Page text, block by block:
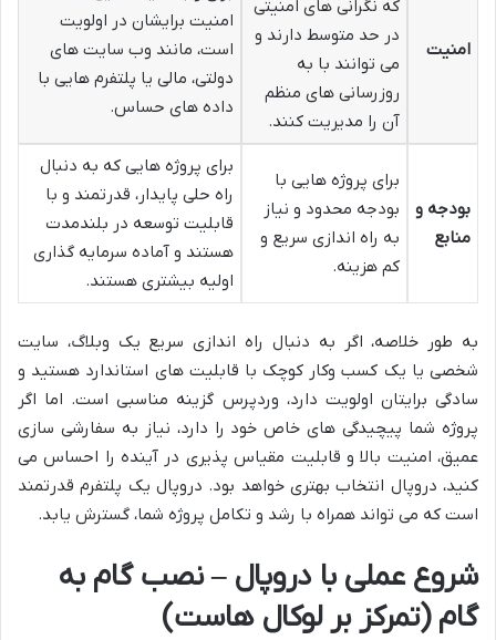
امنیت
که نگرانی های امنیتی
در حد متوسط دارند و
می توانند با به
روزرسانی های منظم
آن را مدیریت کنند.
امنیت برایشان در اولویت
است، مانند وب سایت های
دولتی، مالی یا پلتفرم هایی با
داده های حساس.
بودجه و
منابع
برای پروژه هایی با
بودجه محدود و نیاز
به راه اندازی سریع و
کم هزینه.
برای پروژه هایی که به دنبال
راه حلی پایدار، قدرتمند و با
قابلیت توسعه در بلندمدت
هستند و آماده سرمایه گذاری
اولیه بیشتری هستند.
به طور خلاصه، اگر به دنبال راه اندازی سریع یک وبلاگ، سایت
شخصی یا یک کسب وکار کوچک با قابلیت های استاندارد هستید و
سادگی برایتان اولویت دارد، وردپرس گزینه مناسبی است. اما اگر
پروژه شما پیچیدگی های خاص خود را دارد، نیاز به سفارشی سازی
عمیق، امنیت بالا و قابلیت مقیاس پذیری در آینده را احساس می
کنید، دروپال انتخاب بهتری خواهد بود. دروپال یک پلتفرم قدرتمند
است که می تواند همراه با رشد و تکامل پروژه شما، گسترش یابد.
شروع عملی با دروپال – نصب گام به
گام (تمرکز بر لوکال هاست)